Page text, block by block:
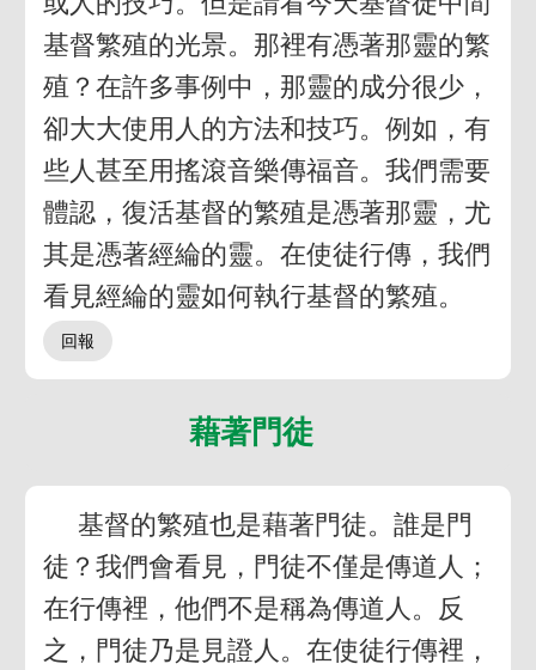
基督繁殖的光景。那裡有憑著那靈的繁
殖？在許多事例中，那靈的成分很少，
卻大大使用人的方法和技巧。例如，有
些人甚至用搖滾音樂傳福音。我們需要
體認，復活基督的繁殖是憑著那靈，尤
其是憑著經綸的靈。在使徒行傳，我們
看見經綸的靈如何執行基督的繁殖。
藉著門徒
基督的繁殖也是藉著門徒。誰是門
徒？我們會看見，門徒不僅是傳道人；
在行傳裡，他們不是稱為傳道人。反
之，門徒乃是見證人。在使徒行傳裡，